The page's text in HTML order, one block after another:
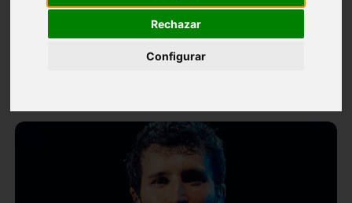
Rechazar
Configurar